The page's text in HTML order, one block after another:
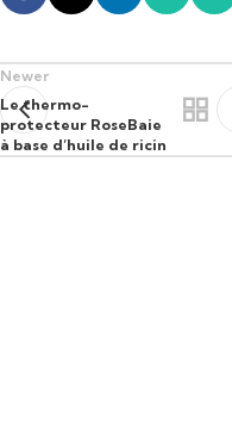
Newer
Le thermo-
protecteur RoseBaie
à base d’huile de ricin